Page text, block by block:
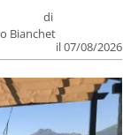
di
Bianchet
il 07/08/2026